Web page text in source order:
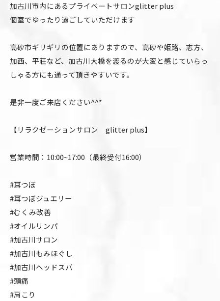
加古川市内にあるプライベートサロンglitter plus
個室でゆったり過ごしていただけます
高砂市ギリギリの位置にありますので、高砂や姫路、志方、
加西、平荘など、加古川大橋を渡るのが大変と感じていらっ
しゃる方にも通って頂きやすいです。
是非一度ご来店ください^^*
【リラクゼーションサロン glitter plus】
営業時間：10:00~17:00（最終受付16:00）
#耳つぼ
#耳つぼジュエリー
#むくみ改善
#オイルリンパ
#加古川サロン
#加古川もみほぐし
#加古川ヘッドスパ
#頭痛
#肩こり